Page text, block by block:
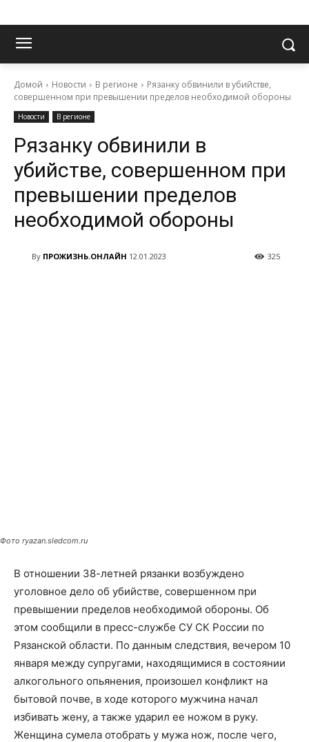
Домой Новости В регионе
Рязанку обвинили в убийстве,
совершенном при превышении пределов необходимой обороны
Новости В регионе
Рязанку обвинили в
убийстве, совершенном при
превышении пределов
необходимой обороны
By ПРОЖИЗНЬ.ОНЛАЙН 12.01.2023 325
Фото ryazan.sledcom.ru
В отношении 38-летней рязанки возбуждено
уголовное дело об убийстве, совершенном при
превышении пределов необходимой обороны. Об
этом сообщили в пресс-службе СУ СК России по
Рязанской области. По данным следствия, вечером 10
января между супругами, находящимися в состоянии
алкогольного опьянения, произошел конфликт на
бытовой почве, в ходе которого мужчина начал
избивать жену, а также ударил ее ножом в руку.
Женщина сумела отобрать у мужа нож, после чего,